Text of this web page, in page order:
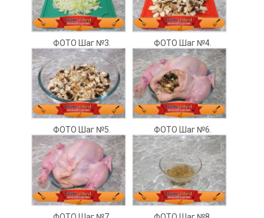
ФОТО Шаг №3. ФОТО Шаг №4.
ФОТО Шаг №5. ФОТО Шаг №6.